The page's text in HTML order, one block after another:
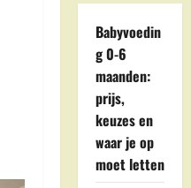
Babyvoedin
g 0-6
maanden:
prijs,
keuzes en
waar je op
moet letten